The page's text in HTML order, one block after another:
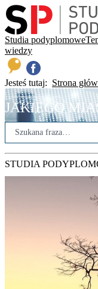
Studia podyplomowe
wiedzy
Jesteś tutaj: Strona
JAKIEGO
STUDIA